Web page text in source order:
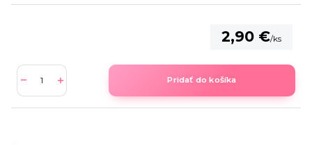
2,90 €/ks
Pridať do košíka